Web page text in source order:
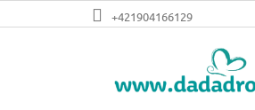
na
+421904166129